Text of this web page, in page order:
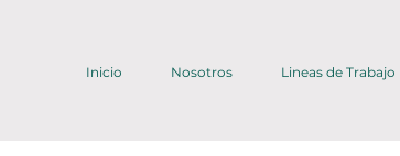
Inicio Nosotros Lineas de Trabajo